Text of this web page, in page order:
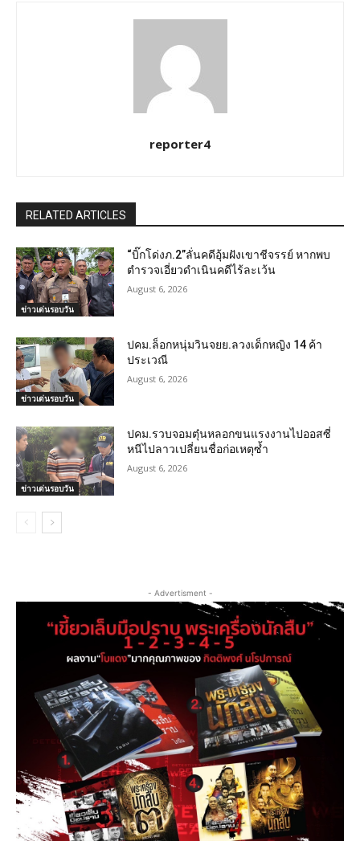
reporter4
RELATED ARTICLES
ข่าวเด่นรอบวัน
“บิ๊กโด่งภ.2”ลั่นคดีอุ้มฝังเขาชีจรรย์ หากพบ
ตำรวจเอี่ยวดำเนินคดีไร้ละเว้น
August 6, 2026
ข่าวเด่นรอบวัน
ปคม.ล็อกหนุ่มวินจยย.ลวงเด็กหญิง 14 ค้า
ประเวณี
August 6, 2026
ข่าวเด่นรอบวัน
ปคม.รวบจอมตุ๋นหลอกขนแรงงานไปออสซี่
หนีไปลาวเปลี่ยนชื่อก่อเหตุซ้ำ
August 6, 2026
- Advertisment -